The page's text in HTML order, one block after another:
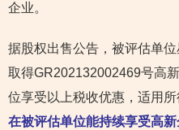
企业。
据股权出售公告，被评估单
取得GR202132002469号高
位享受以上税收优惠，适用所
在被评估单位能持续享受高